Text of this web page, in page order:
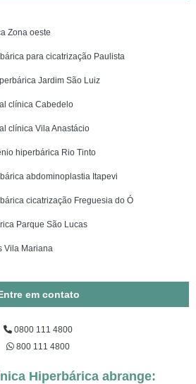
Zona oeste
para cicatrização Paulista
Jardim São Luiz
clínica Cabedelo
clínica Vila Anastácio
hiperbárica Rio Tinto
abdominoplastia Itapevi
cicatrização Freguesia do Ó
Parque São Lucas
Vila Mariana
em contato
0800 111 4800
800 111 4800
Hiperbárica abrange: